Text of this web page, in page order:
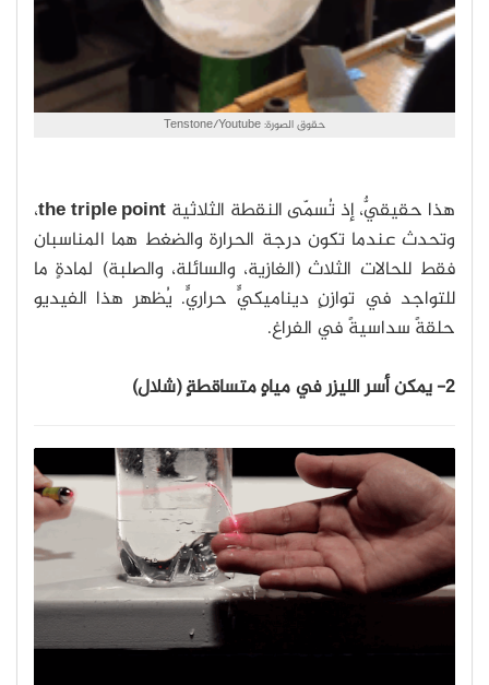
حقوق الصورة: Tenstone/Youtube
هذا حقيقيٌّ، إذ تُسمّى النقطة الثلاثية
،
وتحدث عندما تكون درجة الحرارة والضغط هما المناسبان
فقط للحالات الثلاث (الغازية، والسائلة، والصلبة) لمادةٍ ما
للتواجد في توازنٍ ديناميكيٍّ حراريٍّ. يُظهر هذا الفيديو
حلقةً سداسيةً في الفراغ.
2- يمكن أسر الليزر في مياهٍ متساقطةٍ (شلال)